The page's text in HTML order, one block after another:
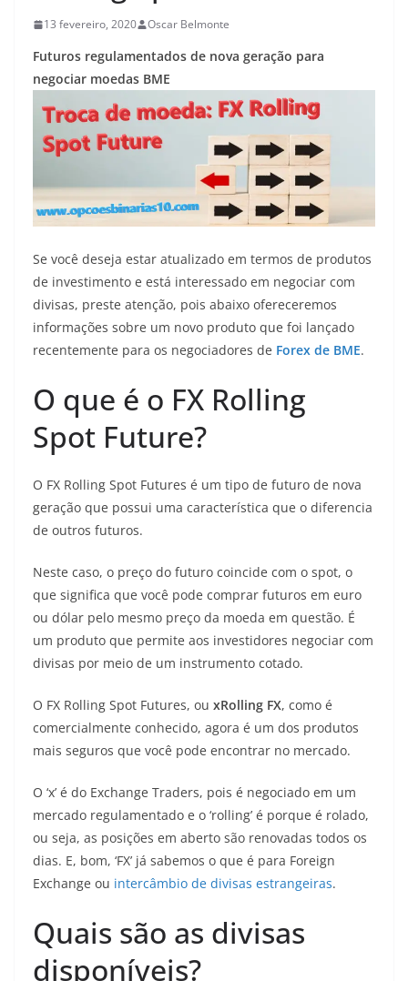
13 fevereiro, 2020 Oscar Belmonte
Futuros regulamentados de nova geração para
negociar moedas BME
Se você deseja estar atualizado em termos de produtos
de investimento e está interessado em negociar com
divisas, preste atenção, pois abaixo ofereceremos
informações sobre um novo produto que foi lançado
recentemente para os negociadores de Forex de BME.
O que é o FX Rolling
Spot Future?
O FX Rolling Spot Futures é um tipo de futuro de nova
geração que possui uma característica que o diferencia
de outros futuros.
Neste caso, o preço do futuro coincide com o spot, o
que significa que você pode comprar futuros em euro
ou dólar pelo mesmo preço da moeda em questão. É
um produto que permite aos investidores negociar com
divisas por meio de um instrumento cotado.
O FX Rolling Spot Futures, ou xRolling FX, como é
comercialmente conhecido, agora é um dos produtos
mais seguros que você pode encontrar no mercado.
O ‘x’ é do Exchange Traders, pois é negociado em um
mercado regulamentado e o ‘rolling’ é porque é rolado,
ou seja, as posições em aberto são renovadas todos os
dias. E, bom, ‘FX’ já sabemos o que é para Foreign
Exchange ou intercâmbio de divisas estrangeiras.
Quais são as divisas
disponíveis?